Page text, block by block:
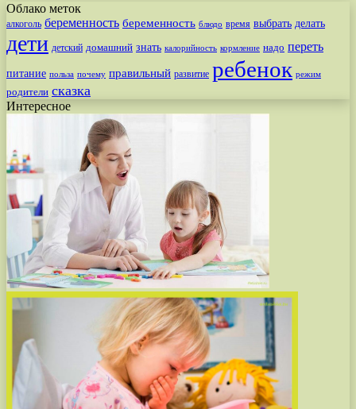
Облако меток
алкоголь беременность беременность блюдо время выбрать делать
дети детский домашний знать калорийность кормление надо переть
питание польза почему правильный развитие ребенок режим
родители сказка
Интересное